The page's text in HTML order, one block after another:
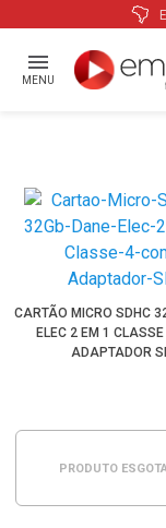
MENU
CARTÃO MICRO SDHC
ELEC 2 EM 1
ADAPTADOR
PRODUTO